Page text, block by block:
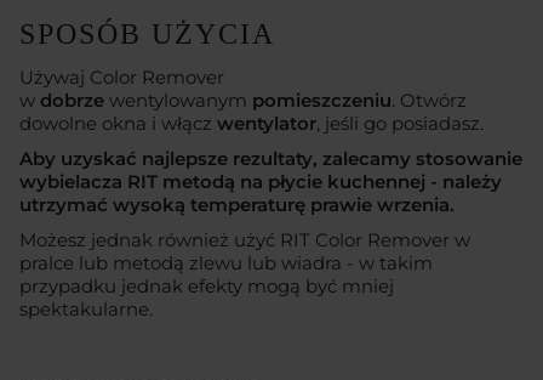
SPOSÓB UŻYCIA
Używaj Color Remover
w dobrze wentylowanym pomieszczeniu. Otwórz
dowolne okna i włącz wentylator, jeśli go posiadasz.
Aby uzyskać najlepsze rezultaty, zalecamy stosowanie
wybielacza RIT metodą na płycie kuchennej - należy
utrzymać wysoką temperaturę prawie wrzenia.
Możesz jednak również użyć RIT Color Remover w
pralce lub metodą zlewu lub wiadra - w takim
przypadku jednak efekty mogą być mniej
spektakularne.